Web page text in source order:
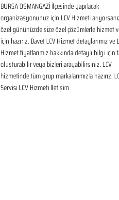
BURSA OSMANGAZİ İlçesinde yapılacak
organizasyonunuz için LCV Hizmeti
özel gününüzde size özel çözümlerle hizmet
için hazırız. Davet LCV Hizmet detaylarımız ve
Hizmet fiyatlarımız hakkında detaylı bilgi için
oluşturabilir veya bizleri arayabilirsiniz. LCV
hizmetinde tüm grup markalarımızla hazırız.
Servisi LCV Hizmeti İletişim